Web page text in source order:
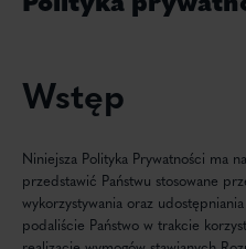
Wstęp
Niniejsza Polityka Prywatności ma
przedstawić Państwu stosowane
wykorzystywania oraz
podaliście Państwo w trakcie